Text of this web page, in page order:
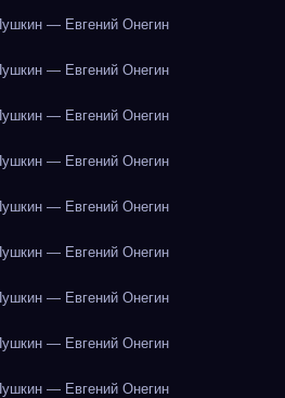
— Евгений Онегин
— Евгений Онегин
— Евгений Онегин
— Евгений Онегин
— Евгений Онегин
— Евгений Онегин
— Евгений Онегин
— Евгений Онегин
— Евгений Онегин